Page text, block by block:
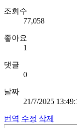
조회수
77,058
좋아요
1
댓글
0
날짜
21/7/2025
번역 수정 삭제